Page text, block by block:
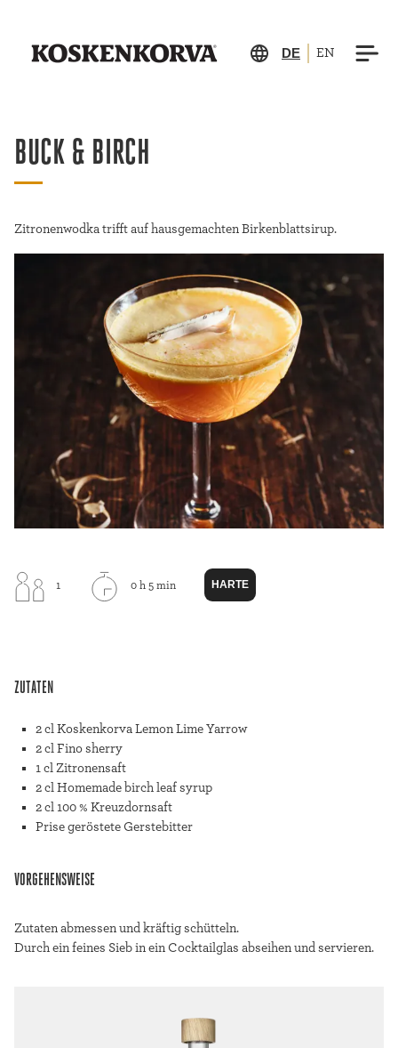
DE EN
BUCK & BIRCH
Zitronenwodka trifft auf hausgemachten Birkenblattsirup.
1 0 h 5 min HARTE
ZUTATEN
2 cl Koskenkorva Lemon Lime Yarrow
2 cl Fino sherry
1 cl Zitronensaft
2 cl Homemade birch leaf syrup
2 cl 100 % Kreuzdornsaft
Prise geröstete Gerstebitter
VORGEHENSWEISE
Zutaten abmessen und kräftig schütteln.
Durch ein feines Sieb in ein Cocktailglas abseihen und servieren.